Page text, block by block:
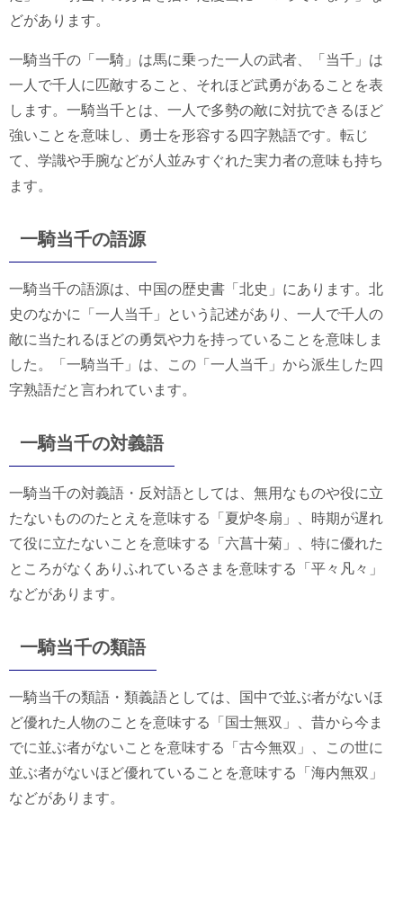
どがあります。
一騎当千の「一騎」は馬に乗った一人の武者、「当千」は
一人で千人に匹敵すること、それほど武勇があることを表
します。一騎当千とは、一人で多勢の敵に対抗できるほど
強いことを意味し、勇士を形容する四字熟語です。転じ
て、学識や手腕などが人並みすぐれた実力者の意味も持ち
ます。
一騎当千の語源
一騎当千の語源は、中国の歴史書「北史」にあります。北
史のなかに「一人当千」という記述があり、一人で千人の
敵に当たれるほどの勇気や力を持っていることを意味しま
した。「一騎当千」は、この「一人当千」から派生した四
字熟語だと言われています。
一騎当千の対義語
一騎当千の対義語・反対語としては、無用なものや役に立
たないもののたとえを意味する「夏炉冬扇」、時期が遅れ
て役に立たないことを意味する「六菖十菊」、特に優れた
ところがなくありふれているさまを意味する「平々凡々」
などがあります。
一騎当千の類語
一騎当千の類語・類義語としては、国中で並ぶ者がないほ
ど優れた人物のことを意味する「国士無双」、昔から今ま
でに並ぶ者がないことを意味する「古今無双」、この世に
並ぶ者がないほど優れていることを意味する「海内無双」
などがあります。